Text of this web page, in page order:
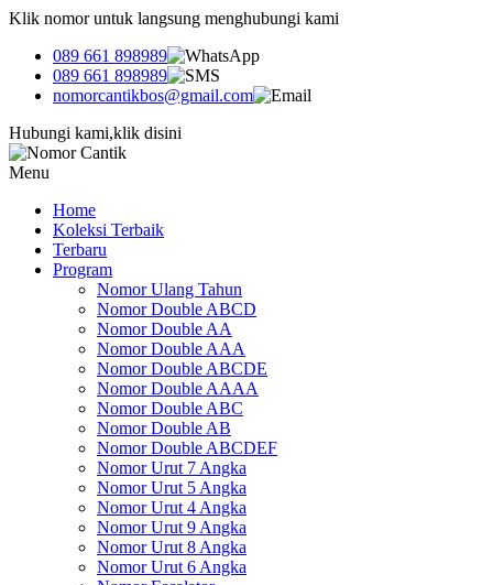
Klik nomor untuk langsung menghubungi kami
089 661 898989
089 661 898989
nomorcantikbos@gmail.com
Hubungi kami,klik disini
Menu
Home
Koleksi Terbaik
Terbaru
Program
Nomor Ulang Tahun
Nomor Double ABCD
Nomor Double AA
Nomor Double AAA
Nomor Double ABCDE
Nomor Double AAAA
Nomor Double ABC
Nomor Double AB
Nomor Double ABCDEF
Nomor Urut 7 Angka
Nomor Urut 5 Angka
Nomor Urut 4 Angka
Nomor Urut 9 Angka
Nomor Urut 8 Angka
Nomor Urut 6 Angka